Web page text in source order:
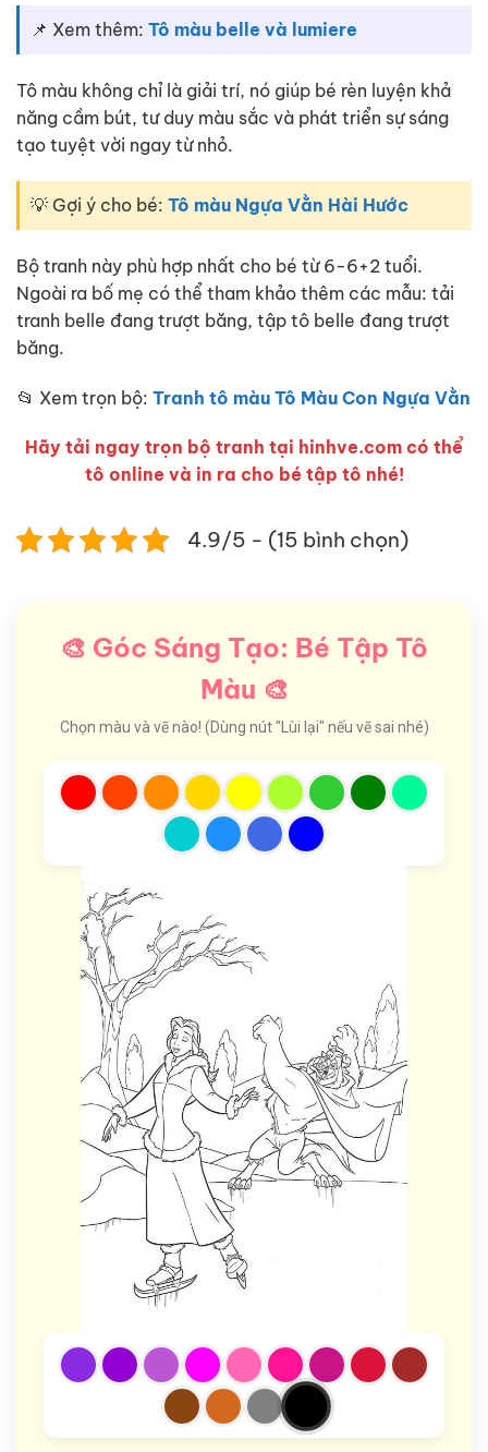
📌 Xem thêm: Tô màu belle và lumiere
Tô màu không chỉ là giải trí, nó giúp bé rèn luyện khả
năng cầm bút, tư duy màu sắc và phát triển sự sáng
tạo tuyệt vời ngay từ nhỏ.
💡 Gợi ý cho bé: Tô màu Ngựa Vằn Hài Hước
Bộ tranh này phù hợp nhất cho bé từ 6-6+2 tuổi.
Ngoài ra bố mẹ có thể tham khảo thêm các mẫu: tải
tranh belle đang trượt băng, tập tô belle đang trượt
băng.
📂 Xem trọn bộ: Tranh tô màu Tô Màu Con Ngựa Vằn
Hãy tải ngay trọn bộ tranh tại hinhve.com có thể
tô online và in ra cho bé tập tô nhé!
4.9/5 - (15 bình chọn)
🎨 Góc Sáng Tạo: Bé Tập Tô
Màu 🎨
Chọn màu và vẽ nào! (Dùng nút "Lùi lại" nếu vẽ sai nhé)